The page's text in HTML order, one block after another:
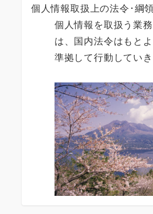
個人情報取扱上の法令･綱
個人情報を取扱う業
は、国内法令はもと
準拠して行動していき